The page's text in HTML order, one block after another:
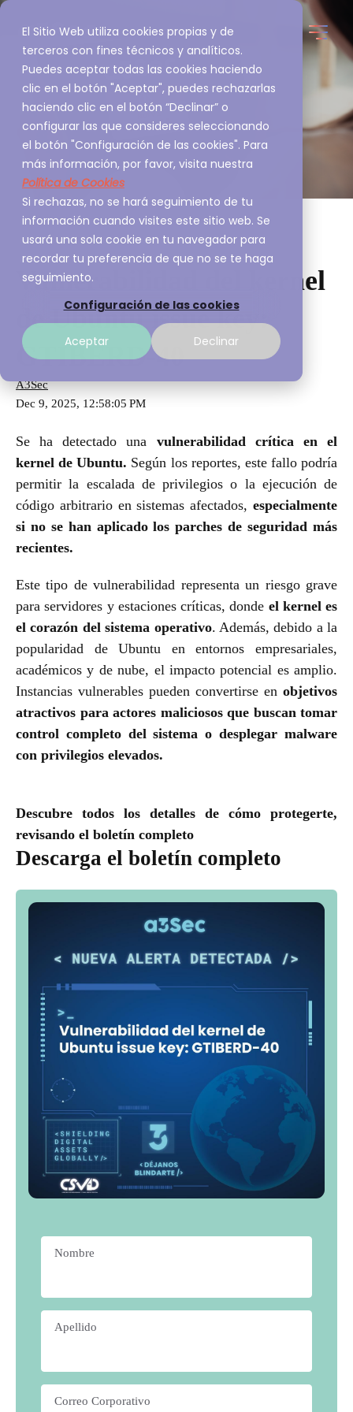
El Sitio Web utiliza cookies propias y de
terceros con fines técnicos y analíticos.
Puedes aceptar todas las cookies haciendo
clic en el botón "Aceptar", puedes rechazarlas
haciendo clic en el botón “Declinar” o
configurar las que consideres seleccionando
el botón "Configuración de las cookies". Para
más información, por favor, visita nuestra
Política de Cookies
Si rechazas, no se hará seguimiento de tu
información cuando visites este sitio web. Se
usará una sola cookie en tu navegador para
recordar tu preferencia de que no se te haga
seguimiento.
Configuración de las cookies
Aceptar Declinar
Vulnerabilidad del kernel
de Ubuntu issue key:
GTIBERD-40
A3Sec
Dec 9, 2025, 12:58:05 PM
Se ha detectado una vulnerabilidad crítica en el
kernel de Ubuntu. Según los reportes, este fallo podría
permitir la escalada de privilegios o la ejecución de
código arbitrario en sistemas afectados, especialmente
si no se han aplicado los parches de seguridad más
recientes.
Este tipo de vulnerabilidad representa un riesgo grave
para servidores y estaciones críticas, donde el kernel es
el corazón del sistema operativo. Además, debido a la
popularidad de Ubuntu en entornos empresariales,
académicos y de nube, el impacto potencial es amplio.
Instancias vulnerables pueden convertirse en objetivos
atractivos para actores maliciosos que buscan tomar
control completo del sistema o desplegar malware
con privilegios elevados.
Descubre todos los detalles de cómo protegerte,
revisando el boletín completo
Descarga el boletín completo
Nombre
Apellido
Correo Corporativo